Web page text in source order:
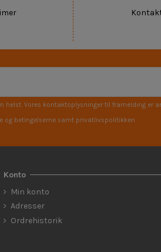
helst. Vores kontaktoplysninger til framelding er
og betingelserne samt privatlivspolitikken
Konto
Min konto
Adresser
Ordrehistorik